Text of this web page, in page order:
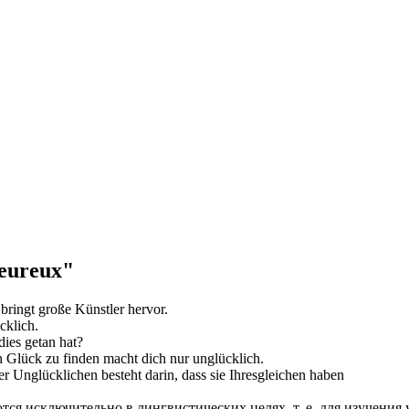
große Künstler hervor.
.
getan hat?
Glück zu finden macht dich nurunglücklich.
Unglücklichen besteht darin, dass sie Ihresgleichen haben